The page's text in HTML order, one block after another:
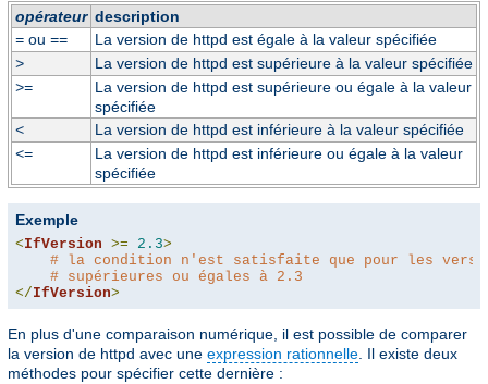
opérateur description
=ou ==
La version de httpd est égale à la valeur spécifiée
>
La version de httpd est supérieure à la valeur spécifiée
>=
La version de httpd est supérieure ou égale à la valeur
spécifiée
<
La version de httpd est inférieure à la valeur spécifiée
<=
La version de httpd est inférieure ou égale à la valeur
spécifiée
Exemple
<IfVersion >= 2.3>
# la condition n'est satisfaite que pour les
# supérieures ou égales à 2.3
</IfVersion>
En plus d'une comparaison numérique, il est possible de comparer
la version de httpd avec une expression rationnelle. Il existe deux
méthodes pour spécifier cette dernière :